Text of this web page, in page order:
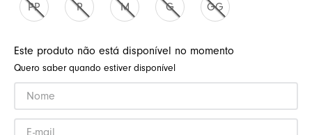
PP P M G GG
Este produto não está disponível no momento
Quero saber quando estiver disponível